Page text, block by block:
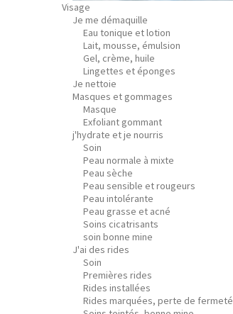
Visage
Je me démaquille
Eau tonique et lotion
Lait, mousse, émulsion
Gel, crème, huile
Lingettes et éponges
Je nettoie
Masques et gommages
Masque
Exfoliant gommant
j'hydrate et je nourris
Soin
Peau normale à mixte
Peau sèche
Peau sensible et rougeurs
Peau intolérante
Peau grasse et acné
Soins cicatrisants
soin bonne mine
J'ai des rides
Soin
Premières rides
Rides installées
Rides marquées, perte de fermeté